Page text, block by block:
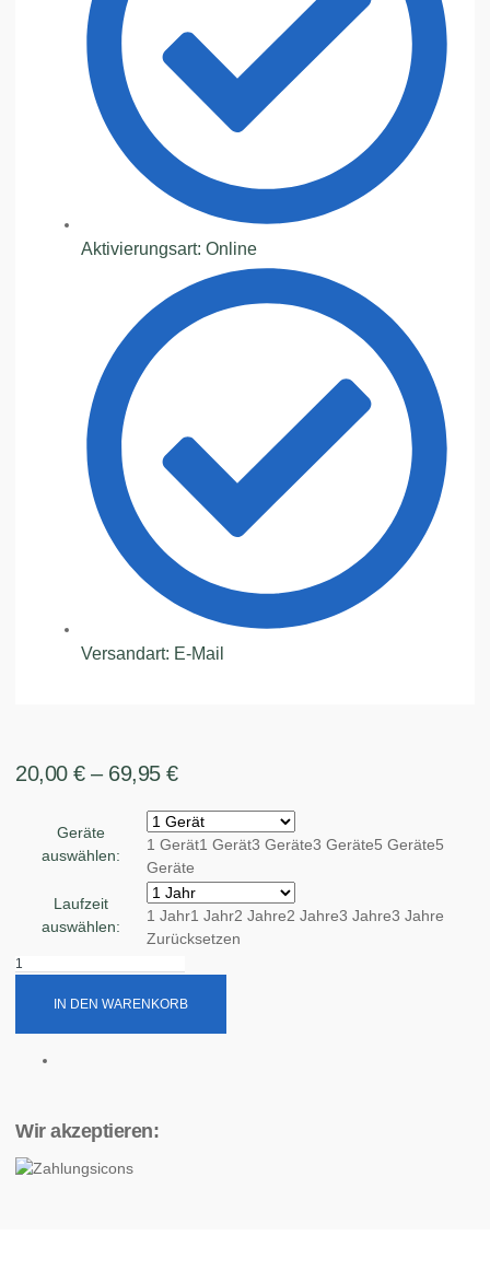
Aktivierungsart: Online
Versandart: E-Mail
20,00 €– 69,95 €
Geräte
auswählen:
1 Gerät1 Gerät3 Geräte3 Geräte5 Geräte5
Geräte
Laufzeit
auswählen:
1 Jahr1 Jahr2 Jahre2 Jahre3 Jahre3 Jahre
Zurücksetzen
IN DEN WARENKORB
Wir akzeptieren: